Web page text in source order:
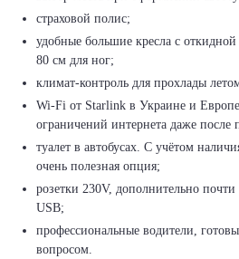
страховой полис;
удобные большие кресла с
80 см для ног;
климат-контроль для прохлады
Wi-Fi от Starlink в Украине и
ограничений интернета даже после
туалет в автобусах. С учётом
очень полезная опция;
розетки 230V, дополнительно
USB;
профессиональные водители,
вопросом.